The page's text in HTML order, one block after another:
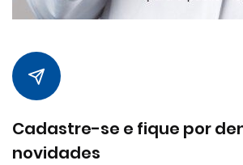
Cadastre-se e fique por
novidades